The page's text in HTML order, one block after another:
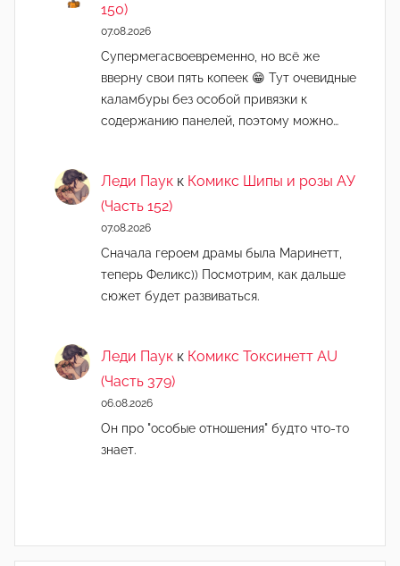
150)
07.08.2026
Супермегасвоевременно, но всё же
вверну свои пять копеек 😁 Тут очевидные
каламбуры без особой привязки к
содержанию панелей, поэтому можно…
Леди Паук к Комикс Шипы и розы АУ
(Часть 152)
07.08.2026
Сначала героем драмы была Маринетт,
теперь Феликс)) Посмотрим, как дальше
сюжет будет развиваться.
Леди Паук к Комикс Токсинетт AU
(Часть 379)
06.08.2026
Он про "особые отношения" будто что-то
знает.